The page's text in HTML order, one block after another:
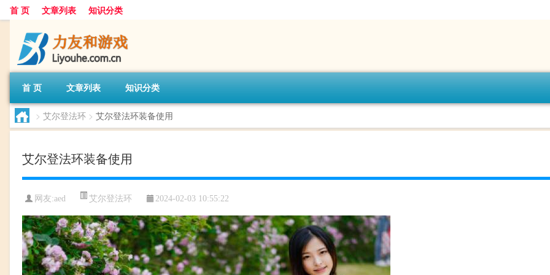
首 页 文章列表 知识分类
首 页 文章列表 知识分类
> 艾尔登法环 > 艾尔登法环装备使用
艾尔登法环装备使用
网友:aed 艾尔登法环 2024-02-03 10:55:22